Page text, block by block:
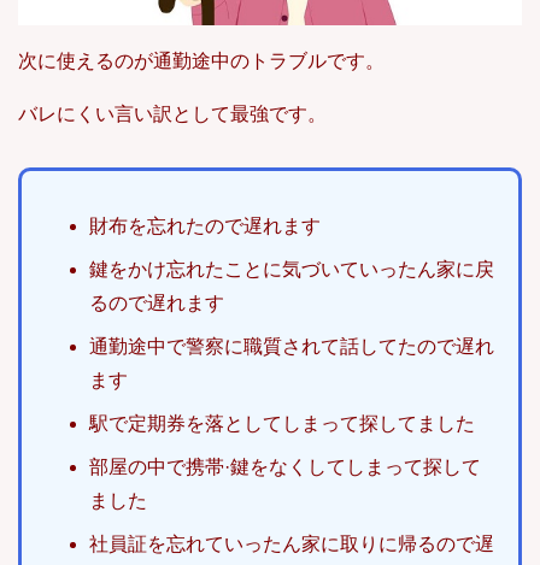
次に使えるのが通勤途中のトラブルです。
バレにくい言い訳として最強です。
財布を忘れたので遅れます
鍵をかけ忘れたことに気づいていったん家に戻
るので遅れます
通勤途中で警察に職質されて話してたので遅れ
ます
駅で定期券を落としてしまって探してました
部屋の中で携帯·鍵をなくしてしまって探して
ました
社員証を忘れていったん家に取りに帰るので遅